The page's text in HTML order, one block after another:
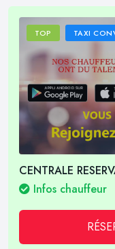
TOP TAXI
CENTRALE
Infos chauffeur